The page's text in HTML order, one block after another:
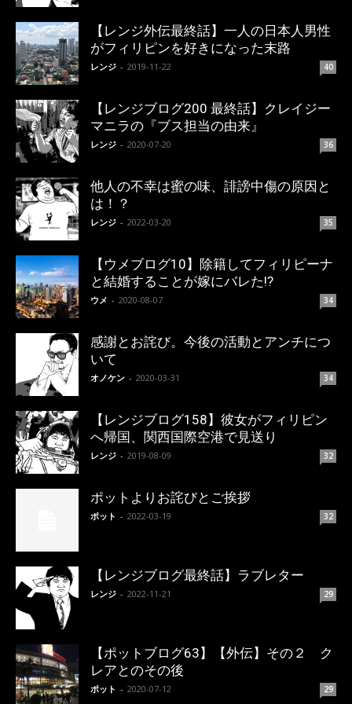
【レンジ外伝最終話】一人の日本人男性
がフィリピンを好きになった末路
レンジ - 2019-11-22 40
【レンジブログ200 最終話】クレイジー
マニラの『ブス担当の由来』
レンジ - 2020-07-20 36
他人の不幸は蜜の味、誹謗中傷の原因と
は！？
レンジ - 2022-03-20 35
【ウメブログ10】除籍してフィリピーナ
と結婚することが嫁にバレた!?
ウメ - 2020-08-07 34
感謝とお詫び。今後の活動とアンチにつ
いて
オノケン - 2020-03-31 34
【レンジブログ158】彼女がフィリピン
へ帰国、関西国際空港で見送り
レンジ - 2019-08-09 32
ポットよりお詫びとご挨拶
ポット - 2022-03-19 32
【レンジブログ最終話】ラブレター
レンジ - 2022-11-21 29
【ポットブログ63】【外伝】その２ ク
レアとのその後
ポット - 2020-07-12 29